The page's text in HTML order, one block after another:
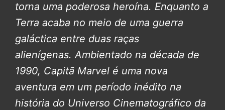
torna uma poderosa heroína. Enquanto a
Terra acaba no meio de uma guerra
galáctica entre duas raças
alienígenas. Ambientado na década de
1990, Capitã Marvel é uma nova
aventura em um período inédito na
história do Universo Cinematográfico da